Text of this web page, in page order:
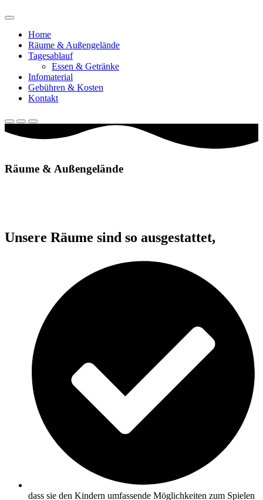
Home
Räume & Außengelände
Tagesablauf
Essen & Getränke
Infomaterial
Gebühren & Kosten
Kontakt
Räume & Außengelände
Unsere Räume sind so ausgestattet,
dass sie den Kindern umfassende Möglichkeiten zum Spielen